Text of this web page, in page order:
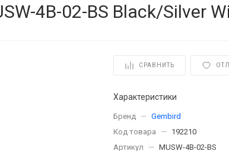
4B-02-BS Black/Silver
СРАВНИТЬ
Характеристики
Бренд — Gembird
Код товара
— 192210
Артикул
— MUSW-4B-02-BS